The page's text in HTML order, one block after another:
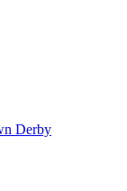
Derby